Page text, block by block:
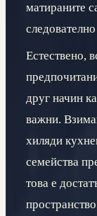
матираните
Естествено,
друг начин
важни.
хиляди
семейства
това е